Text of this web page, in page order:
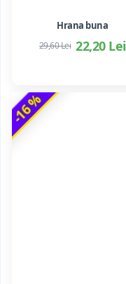
Hrana buna
22,20 Lei
29,60 Lei
-16 %